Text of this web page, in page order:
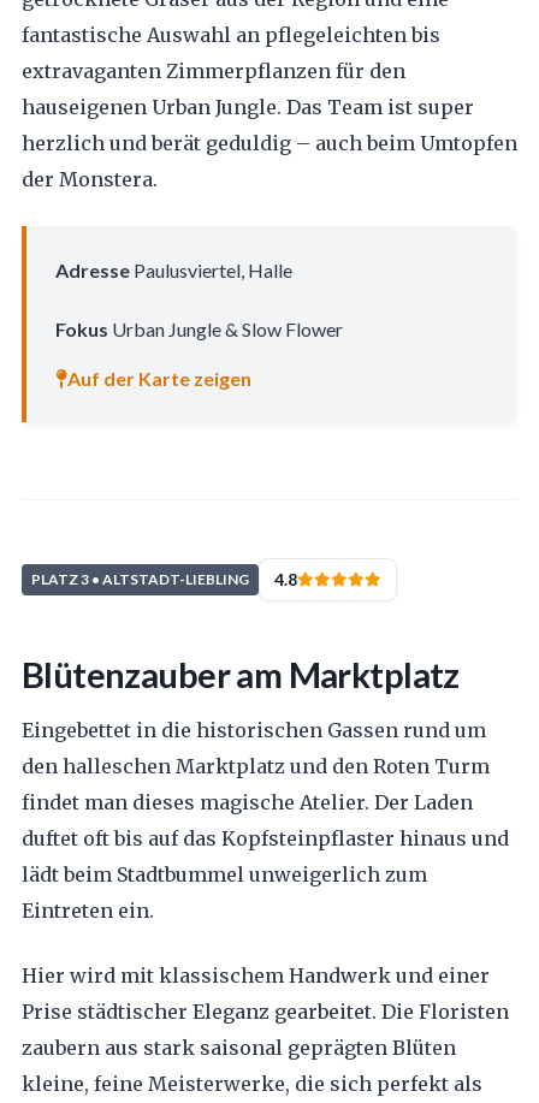
fantastische Auswahl an pflegeleichten bis
extravaganten Zimmerpflanzen für den
hauseigenen Urban Jungle. Das Team ist super
herzlich und berät geduldig – auch beim Umtopfen
der Monstera.
AdressePaulusviertel, Halle
Fokus Urban Jungle & Slow Flower
Auf der Karte zeigen
PLATZ 3 • ALTSTADT-LIEBLING 4.8
Blütenzauber am Marktplatz
Eingebettet in die historischen Gassen rund um
den halleschen Marktplatz und den Roten Turm
findet man dieses magische Atelier. Der Laden
duftet oft bis auf das Kopfsteinpflaster hinaus und
lädt beim Stadtbummel unweigerlich zum
Eintreten ein.
Hier wird mit klassischem Handwerk und einer
Prise städtischer Eleganz gearbeitet. Die Floristen
zaubern aus stark saisonal geprägten Blüten
kleine, feine Meisterwerke, die sich perfekt als